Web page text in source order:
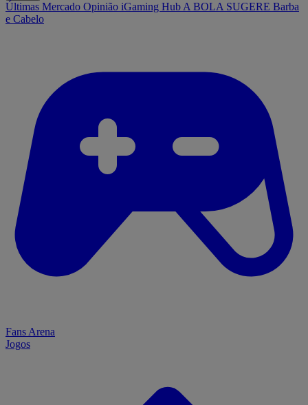
Últimas Mercado Opinião iGaming Hub A BOLA SUGERE Barba
e Cabelo
Fans Arena
Jogos